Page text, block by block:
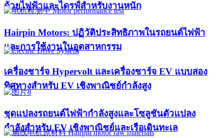
ด้วยไฟฟ้าและไดรฟ์สำหรับงานหนัก
Hairpin Motors: ปฏิวัติประสิทธิภาพในรถยนต์ไฟฟ้า
และการใช้งานในอุตสาหกรรม
เครื่องชาร์จ Hypervolt และเครื่องชาร์จ EV แบบสอง
ทิศทางสำหรับ EV เชิงพาณิชย์กำลังสูง
ชุดแปลงรถยนต์ไฟฟ้ากำลังสูงและโซลูชันตัวแปลง
กำลังสำหรับ EV เชิงพาณิชย์และเรือเดินทะเล